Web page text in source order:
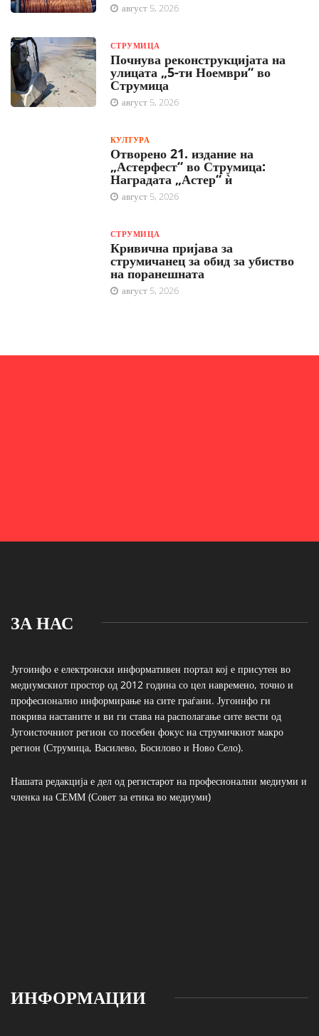
август 5, 2026
СТРУМИЦА
Почнува реконструкцијата на
улицата „5-ти Ноември“ во
Струмица
август 5, 2026
КУЛТУРА
Отворено 21. издание на
„Астерфест“ во Струмица:
Наградата „Астер“ ѝ
август 5, 2026
СТРУМИЦА
Кривична пријава за
струмичанец за обид за убиство
на поранешната
август 5, 2026
ЗА НАС
Југоинфо е електронски информативен портал кој е присутен во
медиумскиот простор од 2012 година со цел навремено, точно и
професионално информирање на сите граѓани. Југоинфо ги
покрива настаните и ви ги става на располагање сите вести од
Југоисточниот регион со посебен фокус на струмичкиот макро
регион (Струмица, Василево, Босилово и Ново Село).
Нашата редакција е дел од регистарот на професионални медиуми и
членка на СЕММ (Совет за етика во медиуми)
ИНФОРМАЦИИ